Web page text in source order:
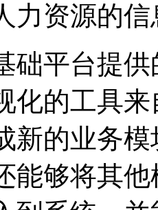
力资源的
础平台提
化的工具
新的业务
能够将其